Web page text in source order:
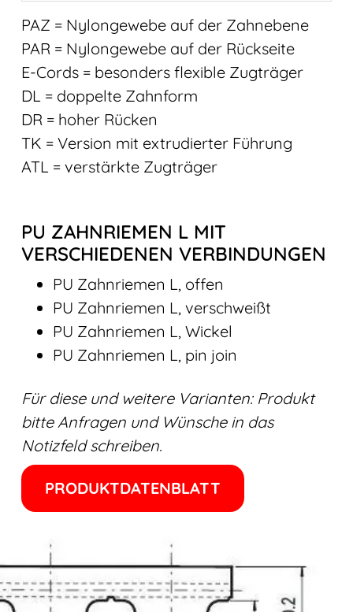
PAZ = Nylongewebe auf der Zahnebene
PAR = Nylongewebe auf der Rückseite
E-Cords = besonders flexible Zugträger
DL = doppelte Zahnform
DR = hoher Rücken
TK = Version mit extrudierter Führung
ATL = verstärkte Zugträger
PU ZAHNRIEMEN L MIT
VERSCHIEDENEN VERBINDUNGEN
PU Zahnriemen L, offen
PU Zahnriemen L, verschweißt
PU Zahnriemen L, Wickel
PU Zahnriemen L, pin join
Für diese und weitere Varianten: Produkt
bitte Anfragen und Wünsche in das
Notizfeld schreiben.
PRODUKTDATENBLATT